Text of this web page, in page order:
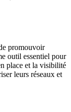
promouvoir
outil essentiel pour
place et la visibilité
leurs réseaux et